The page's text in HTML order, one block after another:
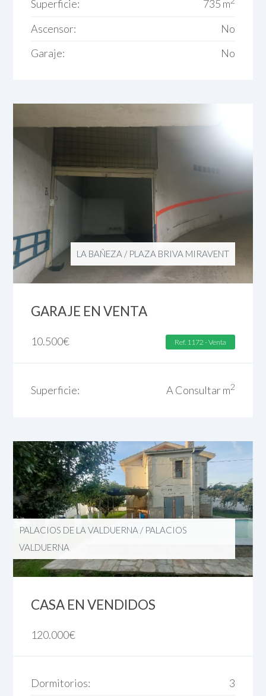
Superficie: 735 m
Ascensor:
No
Garaje:
No
LA BAÑEZA / PLAZA BRIVA MIRAVENT
GARAJE EN VENTA
10.500€ Ref. 1172 - Venta
Superficie: A Consultar m2
PALACIOS DE LA VALDUERNA / PALACIOS
VALDUERNA
CASA EN VENDIDOS
120.000€
Dormitorios:
3